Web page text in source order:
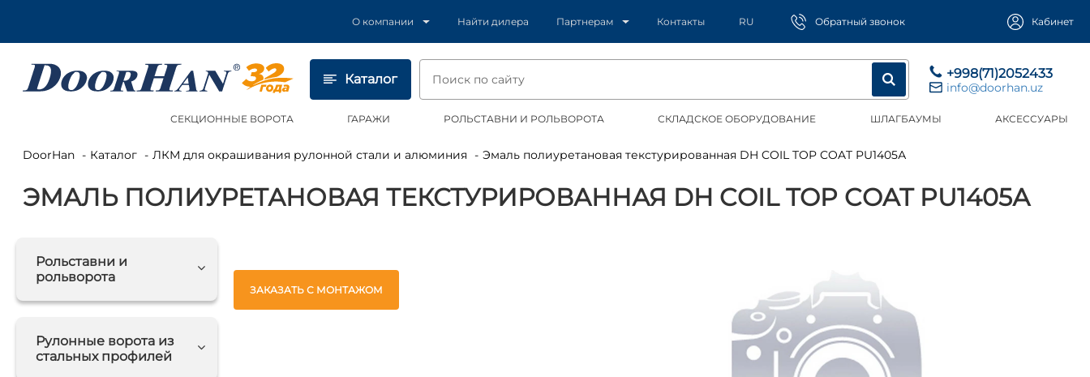
О компании Найти дилера Партнерам Контакты RU Обратный звонок Кабинет
Каталог +998(71)2052433
info@doorhan.uz
СЕКЦИОННЫЕ ВОРОТА ГАРАЖИ РОЛЬСТАВНИ И РОЛЬВОРОТА СКЛАДСКОЕ ОБОРУДОВАНИЕ ШЛАГБАУМЫ АКСЕССУАРЫ
DoorHan Каталог ЛКМ для окрашивания рулонной стали и алюминия Эмаль полиуретановая текстурированная DH COIL TOP COAT PU1405А
ЭМАЛЬ ПОЛИУРЕТАНОВАЯ ТЕКСТУРИРОВАННАЯ DH COIL TOP COAT PU1405А
Рольставни и
рольворота
Рулонные ворота из
стальных профилей
ЗАКАЗАТЬ С МОНТАЖОМ